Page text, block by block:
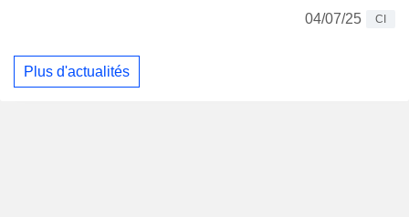
04/07/25
CI
Plus d'actualités